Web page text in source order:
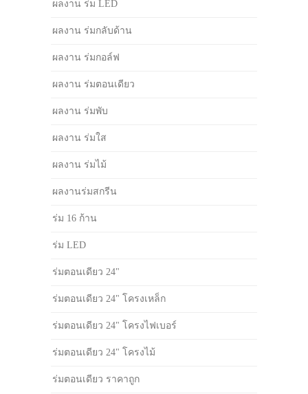
ผลงาน ร่ม LED
ผลงาน ร่มกลับด้าน
ผลงาน ร่มกอล์ฟ
ผลงาน ร่มตอนเดียว
ผลงาน ร่มพับ
ผลงาน ร่มใส
ผลงาน ร่มไม้
ผลงานร่มสกรีน
ร่ม 16 ก้าน
ร่ม LED
ร่มตอนเดียว 24"
ร่มตอนเดียว 24" โครงเหล็ก
ร่มตอนเดียว 24" โครงไฟเบอร์
ร่มตอนเดียว 24" โครงไม้
ร่มตอนเดียว ราคาถูก